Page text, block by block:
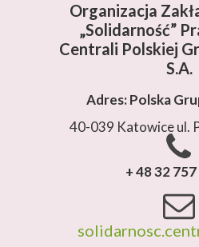
+ 48 32
Adres: Polska
40-039 Katowice ul.
Organizacja
„Solidarność”
Centrali Polskiej
S.A.